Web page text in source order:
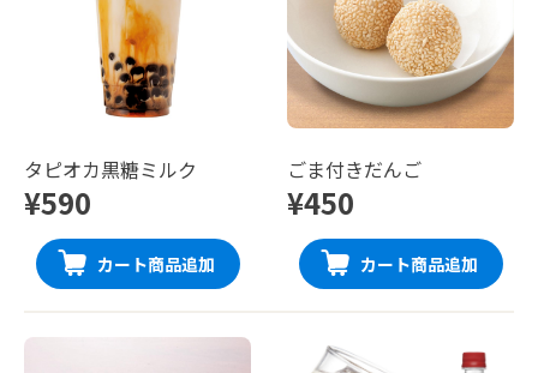
タピオカ黒糖ミルク
¥590
カート商品追加
ごま付きだんご
¥450
カート商品追加